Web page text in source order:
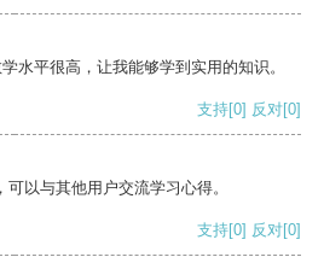
水平很高，让我能够学到实用的知识。
支持[0] 反对[0]
以与其他用户交流学习心得。
支持[0] 反对[0]